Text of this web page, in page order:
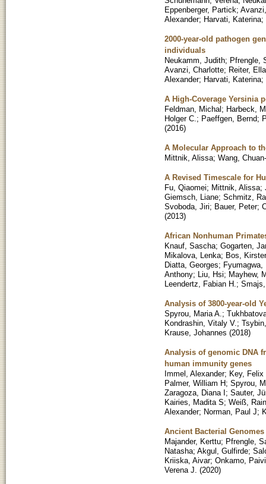
Eppenberger, Partick;
Alexander; Harvati, Katerina;
2000-year-old pathogen
individuals
Neukamm, Judith; Pfrengle,
Avanzi, Charlotte; Reiter, Ella
Alexander; Harvati, Katerina;
A High-Coverage Yersinia
Feldman, Michal; Harbeck,
Holger C. ; Paeffgen, Bernd;
(2016)
A Molecular Approach to
Mittnik, Alissa; Wang,
A Revised Timescale for
Fu, Qiaomei; Mittnik, Alissa;
Giemsch, Liane; Schmitz,
Svoboda, Jiri; Bauer, Peter;
(2013)
African Nonhuman
Knauf, Sascha; Gogarten,
Mikalova, Lenka; Bos,
Diatta, Georges; Fyumagwa,
Anthony; Liu, Hsi; Mayhew,
Leendertz, Fabian H. ;
Analysis of 3800-year-old
Spyrou, Maria A. ;
Kondrashin, Vitaly V. ;
Krause, Johannes (2018)
Analysis of genomic DNA
human immunity genes
Immel, Alexander; Key, Felix
Palmer, William H; Spyrou,
Zaragoza, Diana I; Sauter,
Kairies, Madita S; Weiß,
Alexander; Norman, Paul J;
Ancient Bacterial
Majander, Kerttu; Pfrengle,
Natasha; Akgul, Gulfirde;
Kriiska, Aivar; Onkamo, Paivi
Verena J. (2020)